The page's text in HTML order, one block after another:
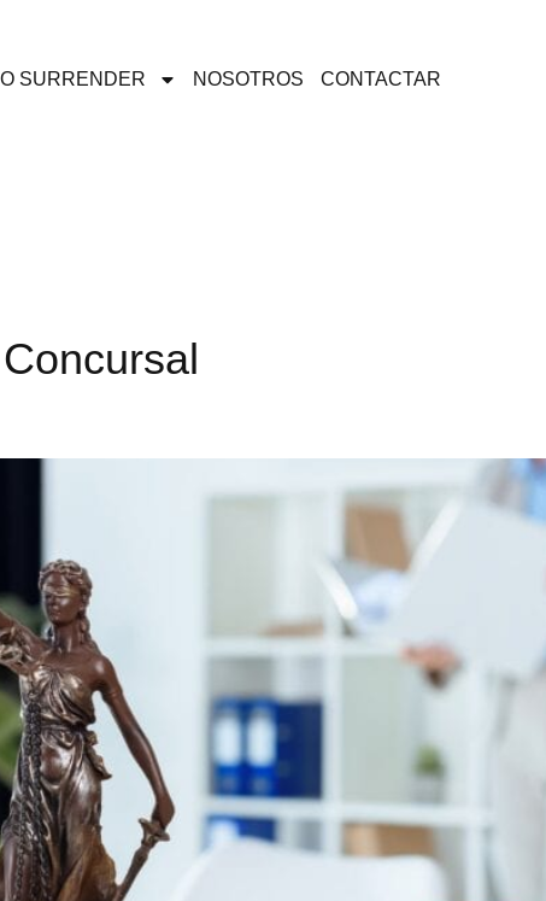
SURRENDER NOSOTROS CONTACTAR